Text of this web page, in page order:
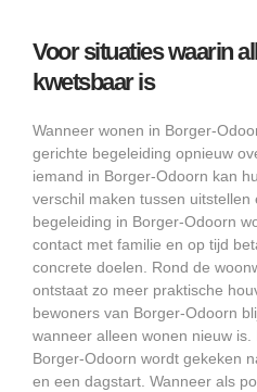
Voor situaties waarin
kwetsbaar is
Wanneer wonen in Borger-
gerichte begeleiding opnieuw
iemand in Borger-Odoorn kan
verschil maken tussen uitstellen
begeleiding in Borger-Odoorn
contact met familie en op tijd
concrete doelen. Rond de
ontstaat zo meer praktische
bewoners van Borger-Odoorn
wanneer alleen wonen nieuw is.
Borger-Odoorn wordt gekeken
en een dagstart. Wanneer als